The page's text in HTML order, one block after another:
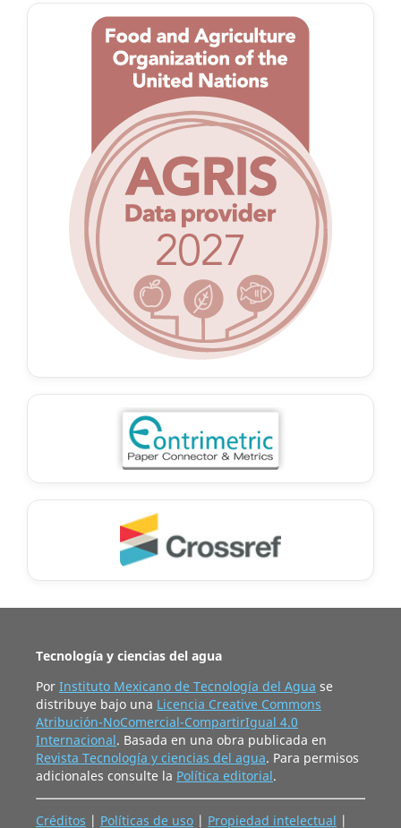
Tecnología y ciencias del agua
Por Instituto Mexicano de Tecnología del Agua se
distribuye bajo una Licencia Creative Commons
Atribución-NoComercial-CompartirIgual 4.0
Internacional. Basada en una obra publicada en
Revista Tecnología y ciencias del agua. Para permisos
adicionales consulte la Política editorial.
Créditos | Políticas de uso| Propiedad intelectual |